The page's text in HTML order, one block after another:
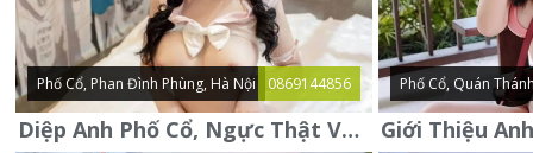
Phố Cổ, Phan Đình Phùng, Hà Nội 0869144856
Diệp Anh Phố Cổ, Ngực Thật Vú To Thơm Tho Quyến Rũ
Phố Cổ, Quán